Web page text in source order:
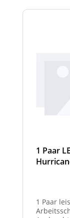
1 Paar
1 Paar